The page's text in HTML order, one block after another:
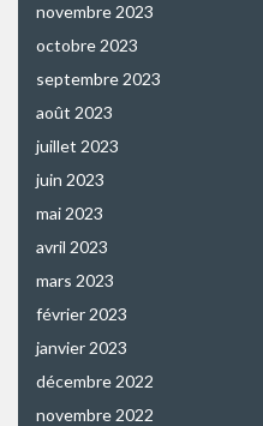
novembre 2023
octobre 2023
septembre 2023
août 2023
juillet 2023
juin 2023
mai 2023
avril 2023
mars 2023
février 2023
janvier 2023
décembre 2022
novembre 2022